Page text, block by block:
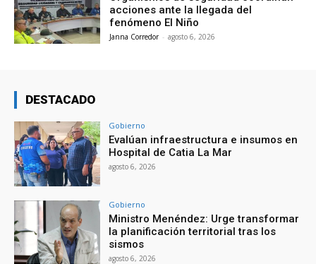
acciones ante la llegada del
fenómeno El Niño
Janna Corredor - agosto 6, 2026
DESTACADO
Gobierno
Evalúan infraestructura e insumos en
Hospital de Catia La Mar
agosto 6, 2026
Gobierno
Ministro Menéndez: Urge transformar
la planificación territorial tras los
sismos
agosto 6, 2026